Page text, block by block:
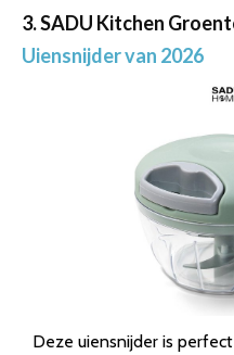
3. SADU Kitchen
Uiensnijder van 2026
Deze uiensnijder is